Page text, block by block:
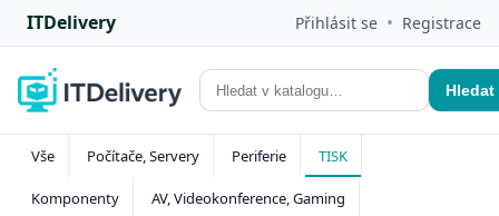
ITDelivery Přihlásit se • Registrace
Hledat
Vše Počítače, Servery Periferie TISK
Komponenty AV, Videokonference, Gaming